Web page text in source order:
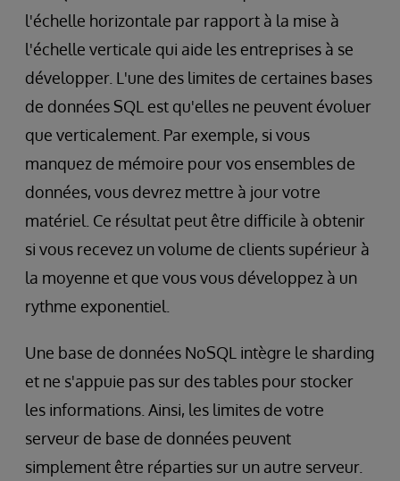
l'échelle horizontale par rapport à la mise à
l'échelle verticale qui aide les entreprises à se
développer. L'une des limites de certaines bases
de données SQL est qu'elles ne peuvent évoluer
que verticalement. Par exemple, si vous
manquez de mémoire pour vos ensembles de
données, vous devrez mettre à jour votre
matériel. Ce résultat peut être difficile à obtenir
si vous recevez un volume de clients supérieur à
la moyenne et que vous vous développez à un
rythme exponentiel.
Une base de données NoSQL intègre le sharding
et ne s'appuie pas sur des tables pour stocker
les informations. Ainsi, les limites de votre
serveur de base de données peuvent
simplement être réparties sur un autre serveur.